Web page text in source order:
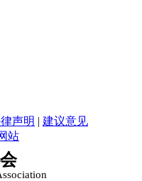
声明 | 建议意见